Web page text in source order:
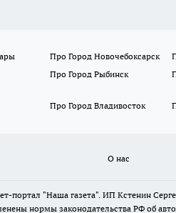
Про Город Новочебоксарск
Про Город Рыбинск
Про Город Владивосток
О нас
портал "Наша газета". ИП Кстенин
нормы законодательства РФ об